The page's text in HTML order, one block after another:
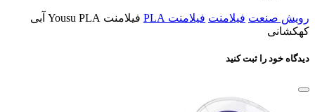
رویش صنعت فیلامنت فیلامنت PLA
فیلامنت Yousu PLA آبی
کهکشانی
دیدگاه خود را ثبت کنید